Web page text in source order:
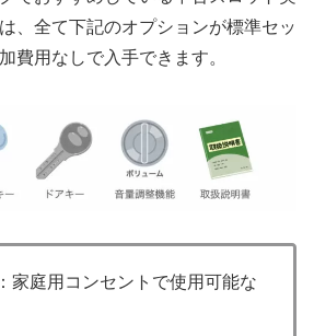
、全て下記のオプションが標準セッ
費用なしで入手できます。
家庭用コンセントで使用可能な